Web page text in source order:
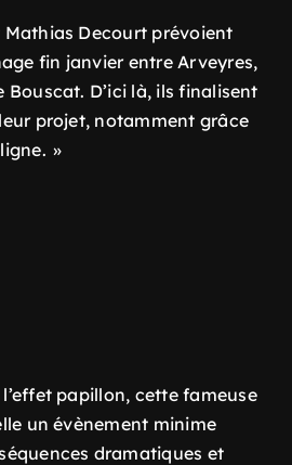
Mathias Decourt prévoient
fin janvier entre Arveyres,
D’ici là, ils finalisent
leurprojet, notamment grâce
. »
papillon, cette fameuse
un évènement minime
dramatiques et